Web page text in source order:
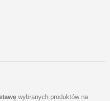
wybranych produktów na